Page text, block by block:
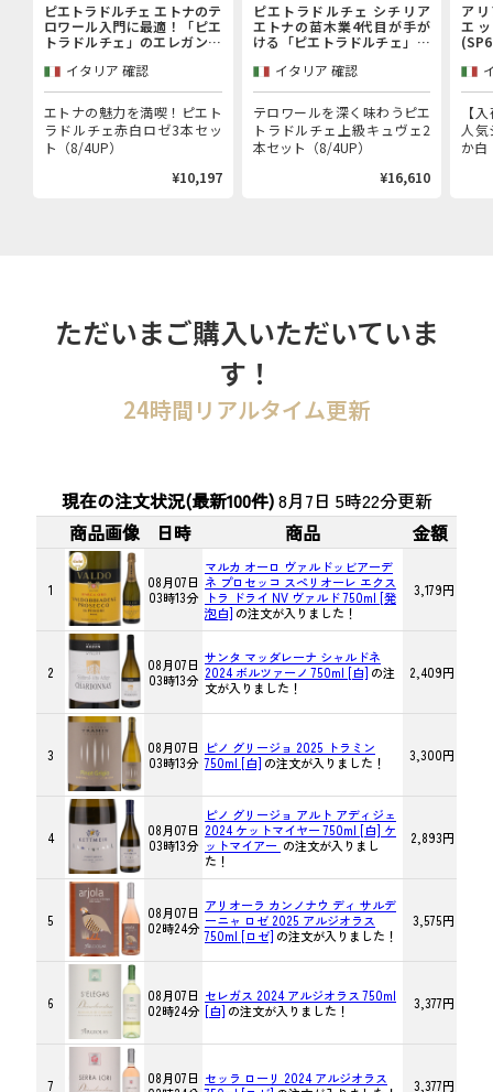
ピエトラドルチェ エトナのテ
ロワール入門に最適！「ピエ
トラドルチェ」のエレガンス
ェ赤白ロゼ3本セット
イタリア 確認
エトナの魅力を満喫！ピエト
ラドルチェ赤白ロゼ3本セッ
ト（8/4UP）
¥10,197
ピエトラドルチェ シチリア
エトナの苗木業4代目が手が
ける「ピエトラドルチェ」上
イタリア 確認
テロワールを深く味わうピエ
トラドルチェ上級キュヴェ2
本セット（8/4UP）
¥16,610
ア
エ
【
人気
か白
ただいまご購入いただいていま
す！
24時間リアルタイム更新